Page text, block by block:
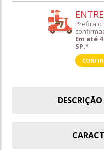
Prefira o
Em até
SP.*